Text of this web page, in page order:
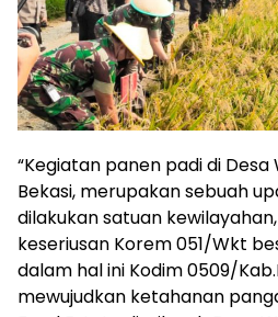
“Kegiatan panen padi di
Bekasi, merupakan sebuah
dilakukan satuan
keseriusan Korem 051/Wkt
dalam hal ini Kodim 0509/
mewujudkan ketahanan